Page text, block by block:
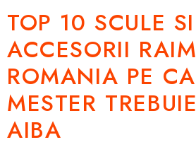
TOP 10 SCULE SI
ACCESORII
ROMANIA PE
MESTER
AIBA